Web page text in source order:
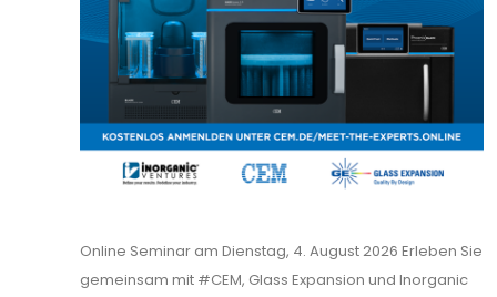
Online Seminar am Dienstag, 4. August 2026 Erleben Sie
gemeinsam mit #CEM, Glass Expansion und Inorganic